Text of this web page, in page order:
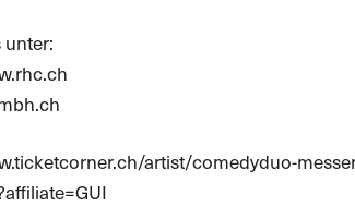
artist/comedyduo-